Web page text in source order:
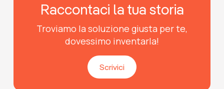
Raccontaci la tua storia
Troviamo la soluzione giusta per te,
dovessimo inventarla!
Scrivici